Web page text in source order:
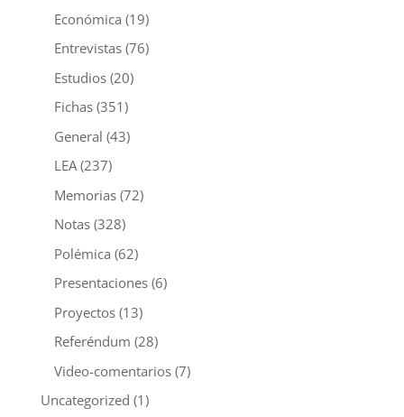
Económica (19)
Entrevistas(76)
Estudios(20)
Fichas(351)
General (43)
LEA(237)
Memorias(72)
Notas(328)
Polémica (62)
Presentaciones(6)
Proyectos(13)
Referéndum (28)
Video-comentarios(7)
Uncategorized (1)